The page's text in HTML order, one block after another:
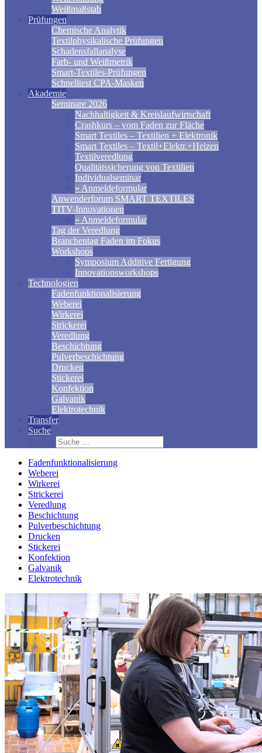
Weißmaßstab
Prüfungen
Chemische Analytik
Textilphysikalische Prüfungen
Schadensfallanalyse
Farb- und Weißmetrik
Smart-Textiles-Prüfungen
Schnelltest CPA-Masken
Akademie
Seminare 2026
Nachhaltigkeit & Kreislaufwirtschaft
Crashkurs – vom Faden zur Fläche
Smart Textiles – Textilien + Elektronik
Smart Textiles – Textil+Elektr.+Heizen
Textilveredlung
Qualitätssicherung von Textilien
Individualseminar
» Anmeldeformular
Anwenderforum SMART TEXTILES
TITV-Innovationen
» Anmeldeformular
Tag der Veredlung
Branchentag Faden im Fokus
Workshops
Symposium Additive Fertigung
Innovationsworkshops
Technologien
Fadenfunktionalisierung
Weberei
Wirkerei
Strickerei
Veredlung
Beschichtung
Pulverbeschichtung
Drucken
Stickerei
Konfektion
Galvanik
Elektrotechnik
Transfer
Suche
Fadenfunktionalisierung
Weberei
Wirkerei
Strickerei
Veredlung
Beschichtung
Pulverbeschichtung
Drucken
Stickerei
Konfektion
Galvanik
Elektrotechnik